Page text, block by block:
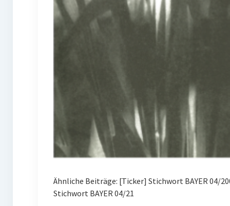
Ähnliche Beiträge: [Ticker] Stichwort BAYER 04/
Stichwort BAYER 04/21